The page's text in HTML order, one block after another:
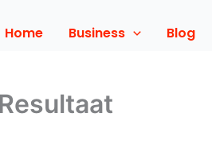
Home Business Blog